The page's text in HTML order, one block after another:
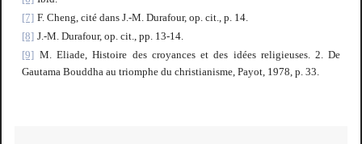
[7] F. Cheng, cité dans J.-M. Durafour, op. cit., p. 14.
[8] J.-M. Durafour, op. cit., pp. 13-14.
[9] M. Eliade,Histoire des croyances et des idées religieuses. 2. De
Gautama Bouddha au triomphe du christianisme, Payot, 1978, p. 33.